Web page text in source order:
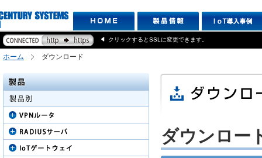
クリックするとSSLに変更できます。
ホーム ダウンロード
ダウンロー